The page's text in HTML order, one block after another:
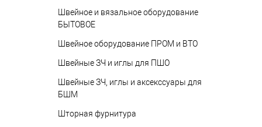
Швейное и вязальное оборудование
БЫТОВОЕ
Швейное оборудование ПРОМ и ВТО
Швейные ЗЧ и иглы для ПШО
Швейные ЗЧ, иглы и аксекссуары для
БШМ
Шторная фурнитура